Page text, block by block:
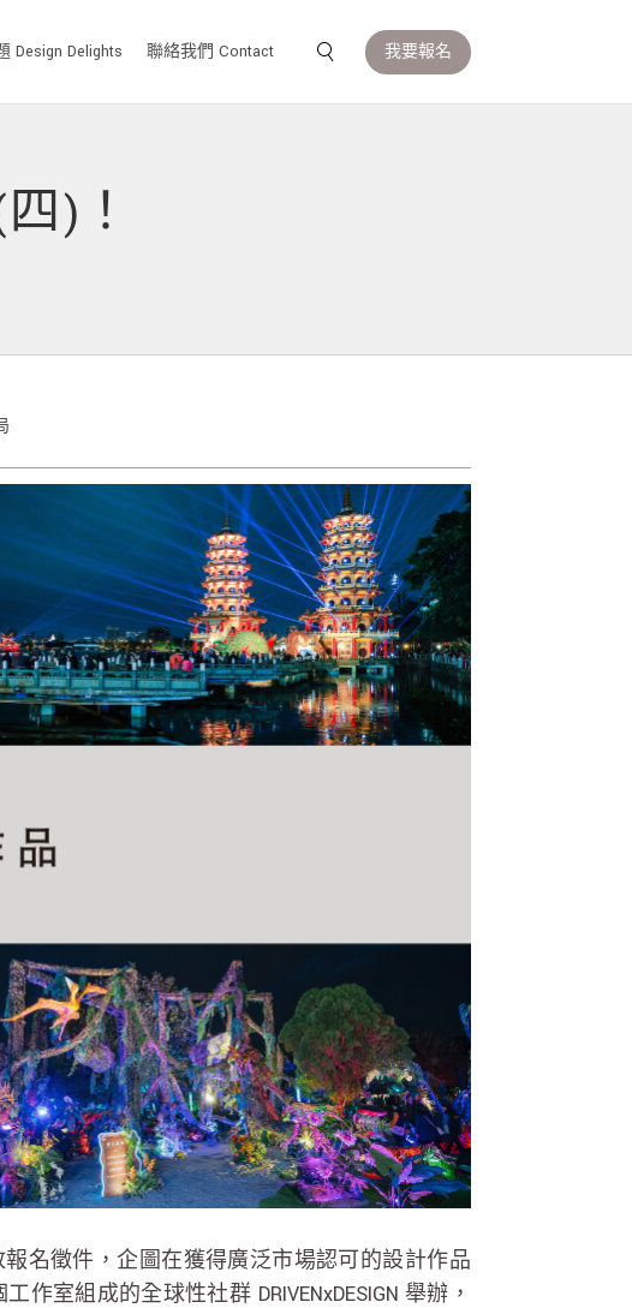
Design Delights 聯絡我們 Contact 我要報名
)！
報名徵件，企圖在獲得廣泛市場認可的設計作品
室組成的全球性社群 DRIVENxDESIGN 舉辦，